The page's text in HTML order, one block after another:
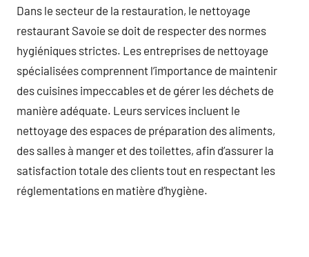
Dans le secteur de la restauration, le nettoyage
restaurant Savoie se doit de respecter des normes
hygiéniques strictes. Les entreprises de nettoyage
spécialisées comprennent l’importance de maintenir
des cuisines impeccables et de gérer les déchets de
manière adéquate. Leurs services incluent le
nettoyage des espaces de préparation des aliments,
des salles à manger et des toilettes, afin d’assurer la
satisfaction totale des clients tout en respectant les
réglementations en matière d’hygiène.